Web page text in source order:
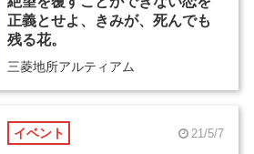
正義とせよ、きみが、死んでも
残る花。
三菱地所アルティアム
イベント 21/5/7